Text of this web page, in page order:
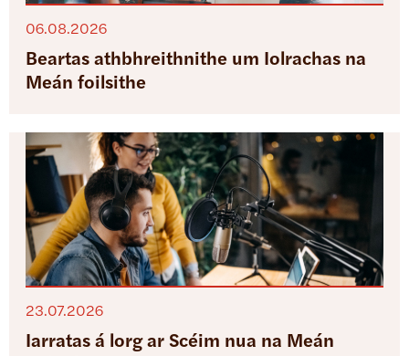
Beartas athbhreithnithe um Iolrachas na
Meán foilsithe
06.08.2026
Iarratas á lorg ar Scéim nua na Meán
23.07.2026